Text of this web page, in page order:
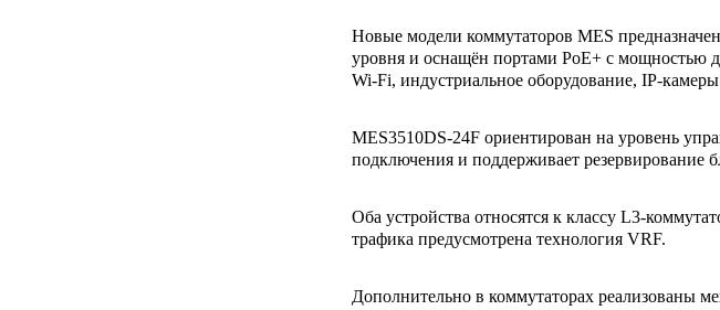
Новые модели коммутаторов MES
уровня и оснащён портами PoE+ с мощностью
Wi-Fi, индустриальное оборудование, IP-
MES3510DS-24F ориентирован на уровень
подключения и поддерживает резервирование
Оба устройства относятся к классу L3-
трафика предусмотрена технология VRF.
Дополнительно в коммутаторах реализованы